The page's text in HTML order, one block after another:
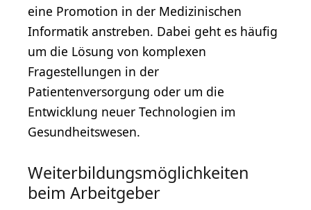
eine Promotion in der Medizinischen
Informatik anstreben. Dabei geht es häufig
um die Lösung von komplexen
Fragestellungen in der
Patientenversorgung oder um die
Entwicklung neuer Technologien im
Gesundheitswesen.
Weiterbildungsmöglichkeiten
beim Arbeitgeber